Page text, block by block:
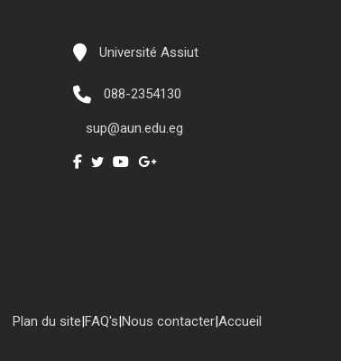
Université Assiut
088-2354130
sup@aun.edu.eg
Accueil
|
Nous contacter
|
FAQ's
|
Plan du site